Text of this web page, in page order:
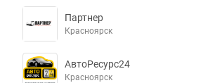
Партнер
Красноярск
АвтоРесурс24
Красноярск